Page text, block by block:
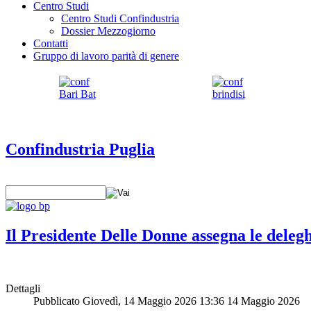
Centro Studi
Centro Studi Confindustria
Dossier Mezzogiorno
Contatti
Gruppo di lavoro parità di genere
Confindustria Puglia
Il Presidente Delle Donne assegna le
Dettagli
Pubblicato Giovedì, 14 Maggio 2026 13:36 14 Maggio 2026